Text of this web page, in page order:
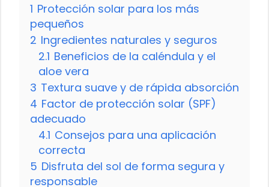
1 Protección solar para los más
pequeños
2 Ingredientes naturales y seguros
2.1 Beneficios de la caléndula y el
aloe vera
3 Textura suave y de rápida absorción
4 Factor de protección solar (SPF)
adecuado
4.1 Consejos para una aplicación
correcta
5 Disfruta del sol de forma segura y
responsable